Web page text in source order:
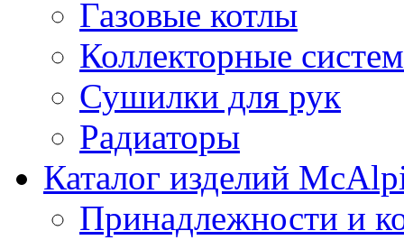
Газовые котлы
Коллекторные
Сушилки для рук
Радиаторы
Каталог изделий
Принадлежности и